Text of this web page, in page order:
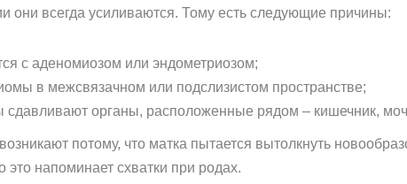
они всегда усиливаются. Тому есть следующие причины:
с аденомиозом или эндометриозом;
в межсвязачном или подслизистом пространстве;
органы, расположенные рядом – кишечник,
потому, что матка пытается вытолкнуть
это напоминает схватки при родах.